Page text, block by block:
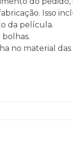
Isso
da película.
bolhas.
no material das